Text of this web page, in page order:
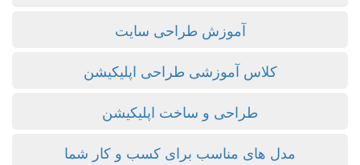
آموزش طراحی سایت
کلاس آموزشی طراحی اپلیکیشن
طراحی و ساخت اپلیکیشن
مدل های مناسب برای کسب و کار شما